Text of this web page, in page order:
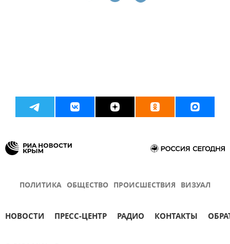
ПОЛИТИКА ОБЩЕСТВО ПРОИСШЕСТВИЯ ВИЗУАЛ
НОВОСТИ ПРЕСС-ЦЕНТР РАДИО КОНТАКТЫ